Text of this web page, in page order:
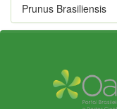
Prunus Brasiliensis